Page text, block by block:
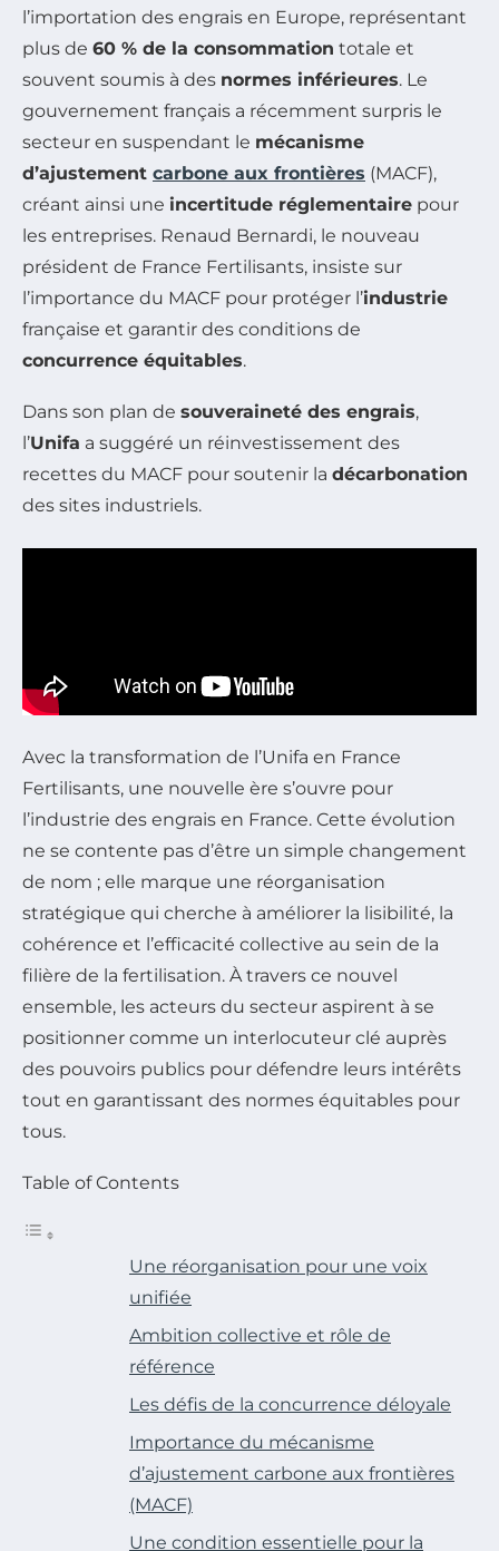
l’importation des engrais en Europe, représentant
plus de 60 % de la consommation totale et
souvent soumis à des normes inférieures. Le
gouvernement français a récemment surpris le
secteur en suspendant le mécanisme
d’ajustement carbone aux frontières (MACF),
créant ainsi une incertitude réglementaire pour
les entreprises. Renaud Bernardi, le nouveau
président de France Fertilisants, insiste sur
l’importance du MACF pour protéger l’industrie
française et garantir des conditions de
concurrence équitables.
Dans son plan de souveraineté des engrais,
l’Unifa a suggéré un réinvestissement des
recettes du MACF pour soutenir la décarbonation
des sites industriels.
Avec la transformation de l’Unifa en France
Fertilisants, une nouvelle ère s’ouvre pour
l’industrie des engrais en France. Cette évolution
ne se contente pas d’être un simple changement
de nom ; elle marque une réorganisation
stratégique qui cherche à améliorer la lisibilité, la
cohérence et l’efficacité collective au sein de la
filière de la fertilisation. À travers ce nouvel
ensemble, les acteurs du secteur aspirent à se
positionner comme un interlocuteur clé auprès
des pouvoirs publics pour défendre leurs intérêts
tout en garantissant des normes équitables pour
tous.
Table of Contents
Une réorganisation pour une voix
unifiée
Ambition collective et rôle de
référence
Les défis de la concurrence déloyale
Importance du mécanisme
d’ajustement carbone aux frontières
(MACF)
Une condition essentielle pour la